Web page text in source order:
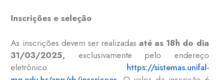
Inscrições e seleção
As inscrições devem ser realizadas até as 18h do dia
31/03/2025, exclusivamente pelo endereço
eletrônico https://sistemas.unifal-